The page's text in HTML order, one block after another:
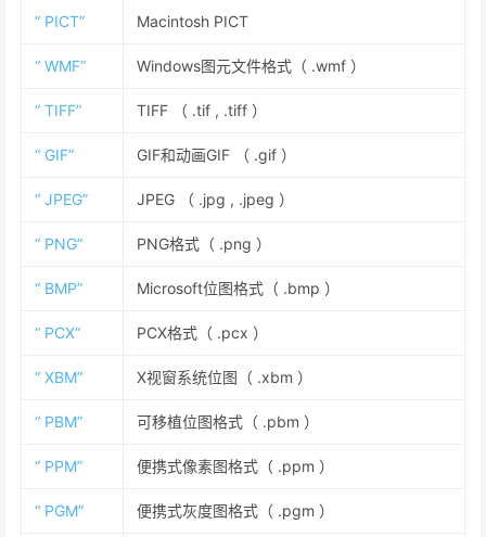
“ PICT” Macintosh PICT
“ WMF” Windows图元文件格式（ .wmf ）
“ TIFF” TIFF （ .tif , .tiff ）
“ GIF” GIF和动画GIF （ .gif ）
“ JPEG” JPEG （ .jpg , .jpeg ）
“ PNG” PNG格式（ .png ）
“ BMP” Microsoft位图格式（ .bmp ）
“ PCX” PCX格式（ .pcx ）
“ XBM” X视窗系统位图（ .xbm ）
“ PBM” 可移植位图格式（ .pbm ）
“ PPM” 便携式像素图格式（ .ppm ）
“ PGM” 便携式灰度图格式（ .pgm ）